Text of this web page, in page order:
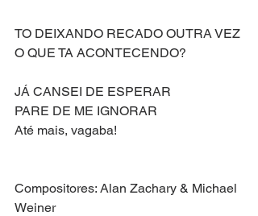
TO DEIXANDO RECADO OUTRA VEZ
O QUE TA ACONTECENDO?
JÁ CANSEI DE ESPERAR
PARE DE ME IGNORAR
Até mais, vagaba!
Compositores: Alan Zachary & Michael
Weiner